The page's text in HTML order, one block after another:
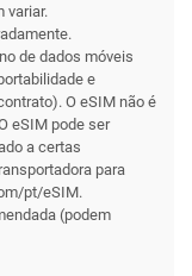
variar.
de dados móveis
e
O eSIM não é
eSIM pode ser
a certas
para
pt/eSIM.
(podem